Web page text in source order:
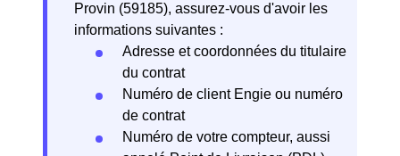
Provin (59185), assurez-vous d'avoir les
informations suivantes :
Adresse et coordonnées du titulaire
du contrat
Numéro de client Engie ou numéro
de contrat
Numéro de votre compteur, aussi